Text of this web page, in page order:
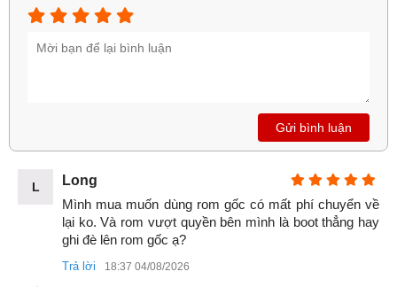
Xiaomi 15 5G
Gửi bình luận
L
Long
Mình mua muốn dùng rom gốc có mất phí chuyển về
lại ko. Và rom vượt quyền bên mình là boot thẳng hay
ghi đè lên rom gốc ạ?
Trả lời 18:37 04/08/2026